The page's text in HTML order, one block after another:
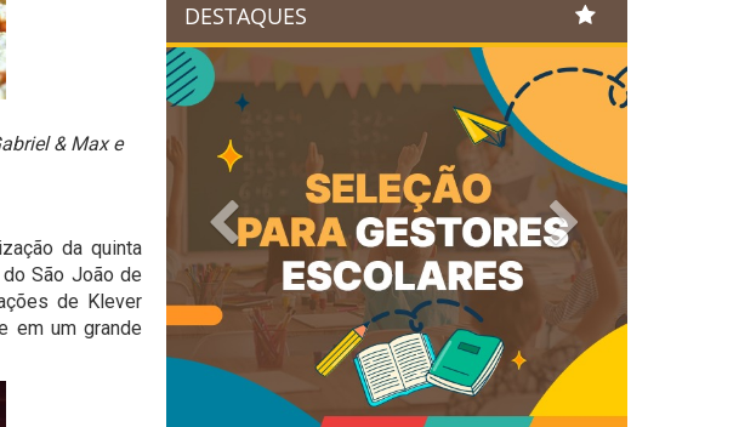
& Max e
da quinta
São João de
de Klever
em um grande
DESTAQUES
Previous Next